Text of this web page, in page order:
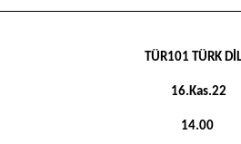
TÜR101 TÜRK
16.Kas.22
14.00